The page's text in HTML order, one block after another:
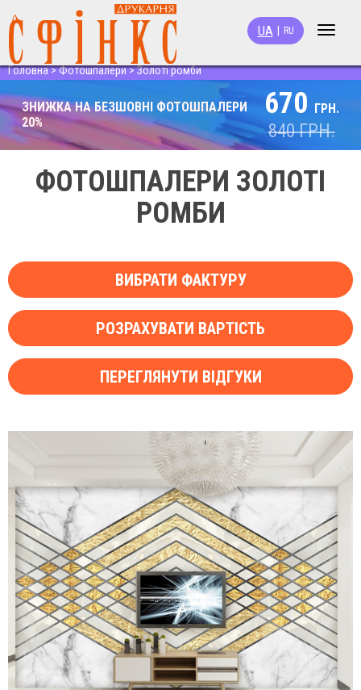
Toggle
UA RU
Головна>Фотошпалери>Золоті ромби
ЗНИЖКА НА БЕЗШОВНІ ФОТОШПАЛЕРИ
20%
670 ГРН.
840ГРН.
ФОТОШПАЛЕРИ ЗОЛОТІ
РОМБИ
ВИБРАТИ ФАКТУРУ
РОЗРАХУВАТИ ВАРТІСТЬ
ПЕРЕГЛЯНУТИ ВІДГУКИ